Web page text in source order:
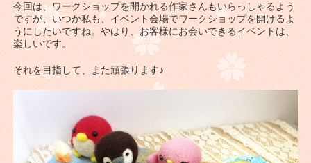
今回は、ワークショップを開かれる作家さんもいらっしゃるよう
ですが、いつか私も、イベント会場でワークショップを開けるよ
うにしたいですね。やはり、お客様にお会いできるイベントは、
楽しいです。
それを目指して、また頑張ります♪